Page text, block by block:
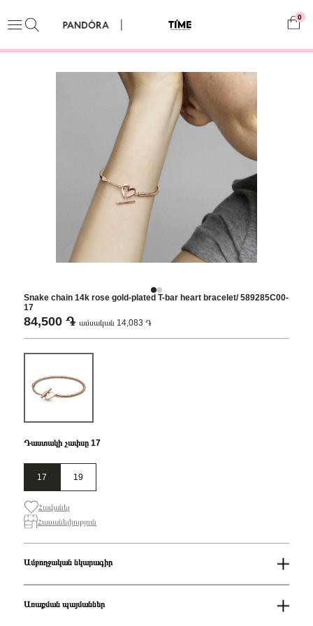
0
Snake chain 14k rose gold-plated T-bar heart bracelet/ 589285C00-
17
84,500 ֏ամսական 14,083 ֏
Դաստակի չափսը 17
17 19
Հավանել
Հասանելիություն
Ամբողջական նկարագիր
Հավաքածու
Pandora Moments
Առաքման պայմաններ